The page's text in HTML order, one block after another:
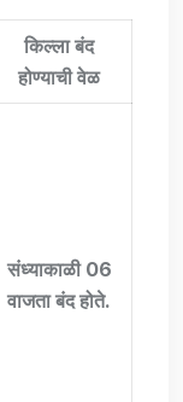
किल्ला बंद
होण्याची वेळ
संध्याकाळी 06
वाजता बंद होते.